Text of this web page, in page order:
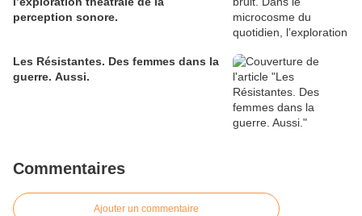
perception sonore.
Les Résistantes. Des femmes dans la
guerre. Aussi.
Commentaires
Ajouter un commentaire